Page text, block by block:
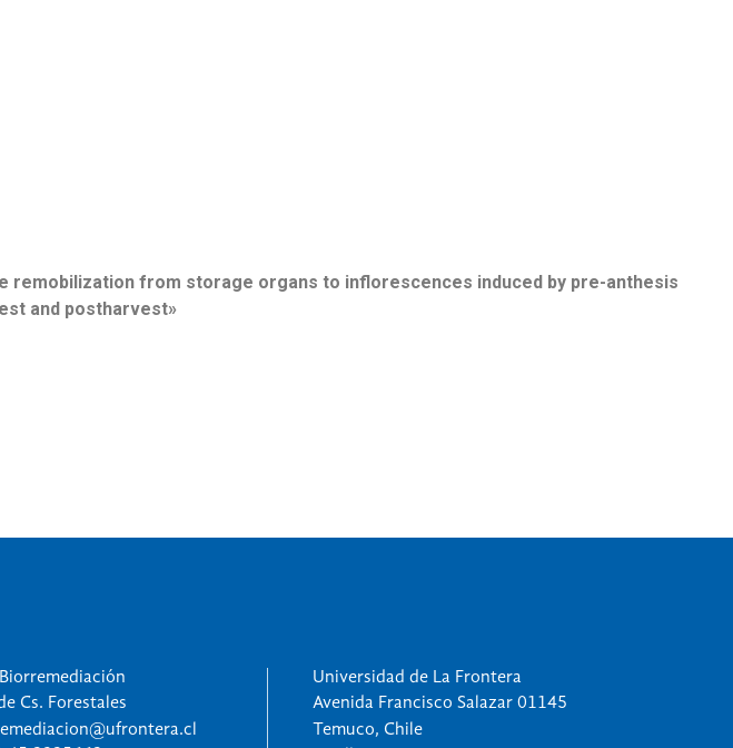
remobilization from storage organs to inflorescences induced by pre-anthesis
and postharvest»
Cs. Forestales
Universidad de La Frontera
Avenida Francisco Salazar 01145
Temuco, Chile